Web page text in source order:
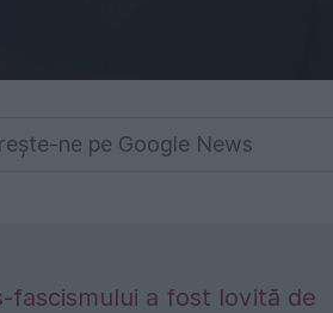
ne pe Google News
fascismului a fost lovită de